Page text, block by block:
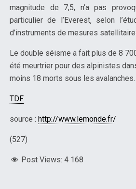
magnitude de 7,5, n’a pas
particulier de l’Everest, selon
d’instruments de mesures
Le double séisme a fait plus de 8
été meurtrier pour des alpinistes
moins 18 morts sous les avalanches.
TDF
source : http://www.lemonde.fr/
(527)
Post Views: 4 168